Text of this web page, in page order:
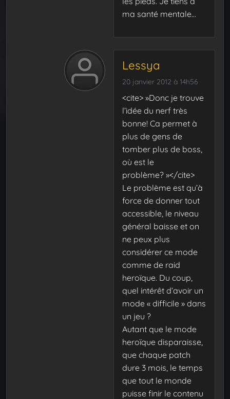
ma santé mentale…
Lessya
20 janvier 2012 à 14h56
<cite> »Donc je trouve
l’idée du nerf très
bonne! Ca permet à
plus de gens de
tomber plus de boss,
où est le
problème? »</cite>
Le problème est qu’à
force de donner tout
accessible, le niveau
général baisse et on
ne peux plus
considérer ce mode
comme de raid
heroïque. Du coup,
quel intérêt d’avoir un
mode « difficile » dans
un jeu ?
Autant que le mode
heroïque disparaisse,
que chaque patch
dure 3 mois, le temps
que tout le monde
puisse finir le contenu